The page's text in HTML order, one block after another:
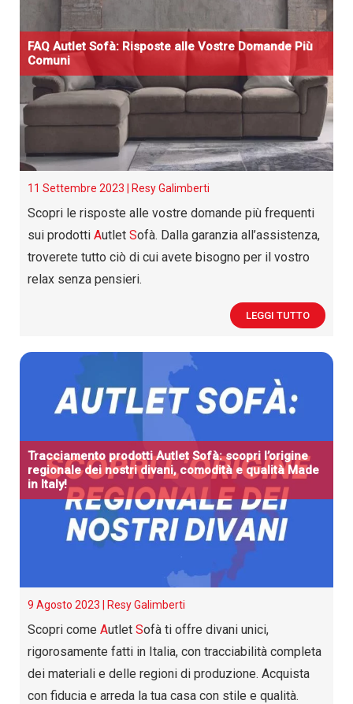
FAQ Autlet Sofà: Risposte alle Vostre Domande Più
Comuni
11 Settembre 2023 | Resy Galimberti
Scopri le risposte alle vostre domande più frequenti
sui prodotti Autlet Sofà. Dalla garanzia all’assistenza,
troverete tutto ciò di cui avete bisogno per il vostro
relax senza pensieri.
LEGGI TUTTO
Tracciamento prodottiAutletSofà: scopri l’origine
regionale dei nostri divani, comodità e qualità Made
in Italy!
9 Agosto 2023 | Resy Galimberti
Scopri come Autlet Sofà ti offre divani unici,
rigorosamente fatti in Italia, con tracciabilità completa
dei materiali e delle regioni di produzione. Acquista
con fiducia e arreda la tua casa con stile e qualità.